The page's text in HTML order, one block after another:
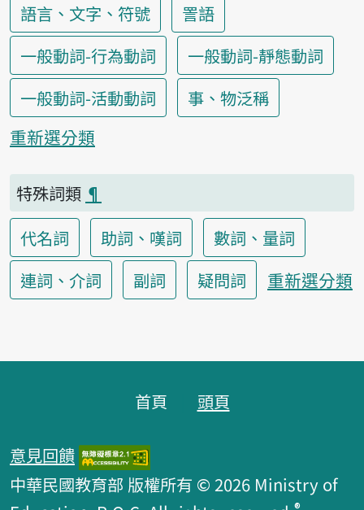
語言、文字、符號
詈語
一般動詞-行為動詞
一般動詞-靜態動詞
一般動詞-活動動詞
事、物泛稱
重新選分類
特殊詞類 ¶
代名詞
助詞、嘆詞
數詞、量詞
連詞、介詞
副詞 疑問詞 重新選分類
首頁 頭頁
意見回饋
中華民國教育部 版權所有 © 2026 Ministry of